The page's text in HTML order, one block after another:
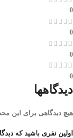
0
0
0
0
دیدگاهها
هیچ دیدگاهی برای این
اولین نفری باشید که